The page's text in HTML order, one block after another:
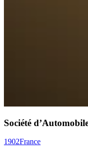
Société
1902France